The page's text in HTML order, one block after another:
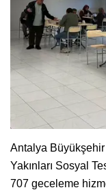
Antalya
Yakınları Sosyal
707 geceleme